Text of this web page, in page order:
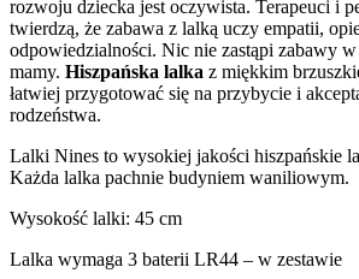
rozwoju dziecka jest oczywista. Terapeuci i
twierdzą, że zabawa z lalką uczy empatii,
odpowiedzialności. Nic nie zastąpi zabawy
mamy. Hiszpańska lalka z miękkim
łatwiej przygotować się na przybycie i
rodzeństwa.
Lalki Nines to wysokiej jakości hiszpańskie
Każda lalka pachnie budyniem waniliowym.
Wysokość lalki: 45 cm
Lalka wymaga 3 baterii LR44 – w zestawie